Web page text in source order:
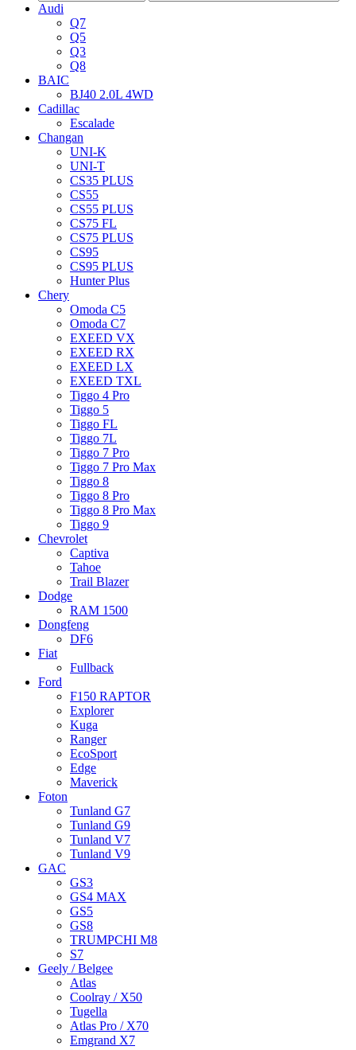
Audi
Q7
Q5
Q3
Q8
BAIC
BJ40 2.0L 4WD
Cadillac
Escalade
Changan
UNI-K
UNI-T
CS35 PLUS
CS55
CS55 PLUS
CS75 FL
CS75 PLUS
CS95
CS95 PLUS
Hunter Plus
Chery
Omoda C5
Omoda C7
EXEED VX
EXEED RX
EXEED LX
EXEED TXL
Tiggo 4 Pro
Tiggo 5
Tiggo FL
Tiggo 7L
Tiggo 7 Pro
Tiggo 7 Pro Max
Tiggo 8
Tiggo 8 Pro
Tiggo 8 Pro Max
Tiggo 9
Chevrolet
Captiva
Tahoe
Trail Blazer
Dodge
RAM 1500
Dongfeng
DF6
Fiat
Fullback
Ford
F150 RAPTOR
Explorer
Kuga
Ranger
EcoSport
Edge
Maverick
Foton
Tunland G7
Tunland G9
Tunland V7
Tunland V9
GAC
GS3
GS4 MAX
GS5
GS8
TRUMPCHI M8
S7
Geely / Belgee
Atlas
Coolray / X50
Tugella
Atlas Pro / X70
Emgrand X7